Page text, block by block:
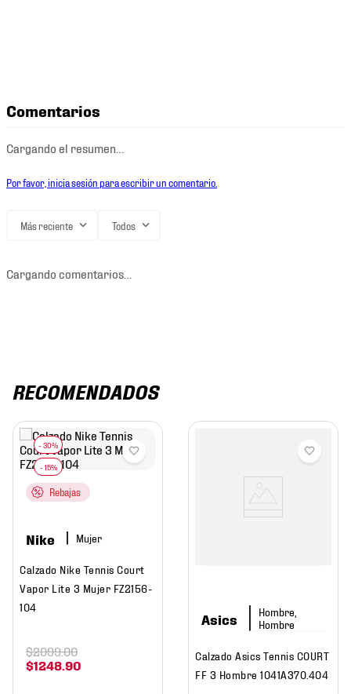
Comentarios
Cargando el resumen…
Por favor, inicia sesión para escribir un comentario.
Más reciente Todos
Cargando comentarios…
RECOMENDADOS
Rebajas
Nike Mujer
Calzado Nike Tennis Court
Vapor Lite 3 Mujer FZ2156-
104
$1248.90
$2099.00
Asics
Hombre,
Hombre
Calzado Asics Tennis COURT
FF 3 Hombre 1041A370.404